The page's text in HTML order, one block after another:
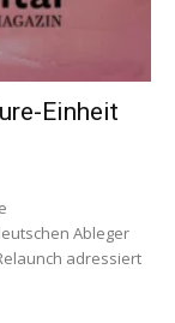
Einheit
Ableger
adressiert